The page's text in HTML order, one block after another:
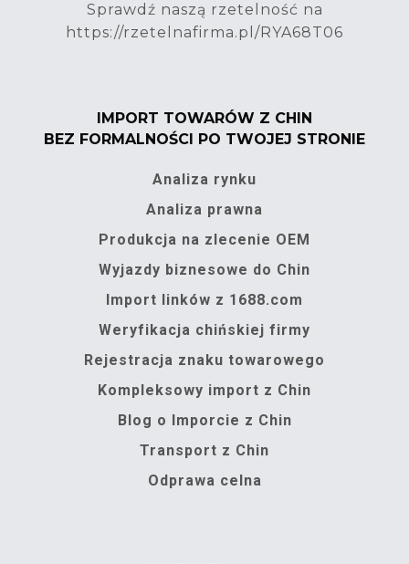
Sprawdź naszą rzetelność na
https://rzetelnafirma.pl/RYA68T06
IMPORT TOWARÓW Z CHIN
BEZ FORMALNOŚCI PO TWOJEJ STRONIE
Analiza rynku
Analiza prawna
Produkcja na zlecenie OEM
Wyjazdy biznesowe do Chin
Import linków z 1688.com
Weryfikacja chińskiej firmy
Rejestracja znaku towarowego
Kompleksowy import z Chin
Blog o Imporcie z Chin
Transport z Chin
Odprawa celna